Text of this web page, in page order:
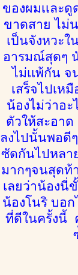
ของผมเเละ
ขาดสาย ไม่
เป็นจังหวะใ
อารมณ์สุดๆ
ไม่เเพ้กัน จ
เสร็จไปเห
น้องไม่ว่าอะ
ตัวให้สะอา
ลงไปนั้นพอดี
ซัดกันไปหลา
มากๆจนสุดท้
เลยว่าน้องนี่
น้องโนริ บอ
ที่ดีในครั้งนี้